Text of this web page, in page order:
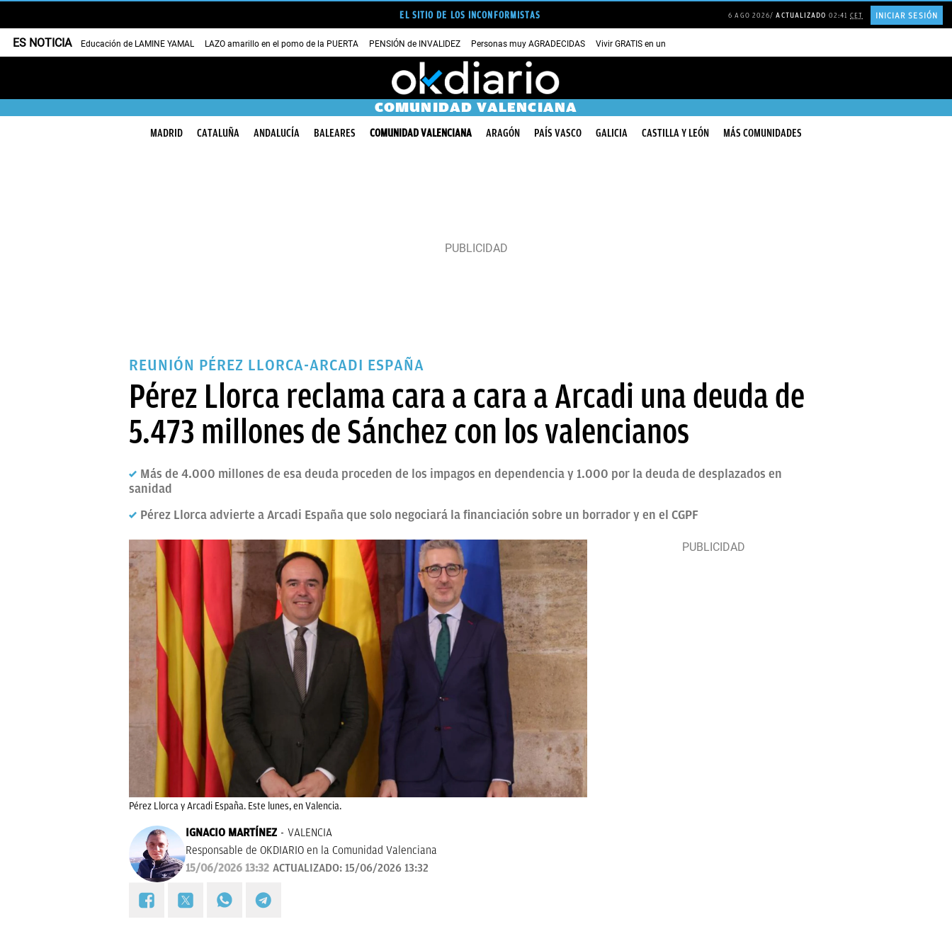
EL SITIO DE LOS INCONFORMISTAS 6 AGO 2026 ACTUALIZADO 02:41CET INICIAR SESIÓN
ES NOTICIA Educación de LAMINE YAMAL LAZO amarillo en el pomo de la PUERTA PENSIÓN de INVALIDEZ Personas muy AGRADECIDAS Vivir GRATIS en una ISLA en GRECIA
COMUNIDAD VALENCIANA
MADRID CATALUÑA ANDALUCÍA BALEARES COMUNIDAD VALENCIANA ARAGÓN PAÍS VASCO GALICIA CASTILLA Y LEÓN MÁS COMUNIDADES
REUNIÓN PÉREZ LLORCA-ARCADI ESPAÑA
Pérez Llorca reclama cara a cara a Arcadi una deuda de
5.473 millones de Sánchez con los valencianos
Más de 4.000 millones de esa deuda proceden de los impagos en dependencia y 1.000 por la deuda de desplazados en
sanidad
Pérez Llorca advierte a Arcadi España que solo negociará la financiación sobre un borrador y en el CGPF
Pérez Llorca y Arcadi España. Este lunes, en Valencia.
IGNACIO MARTÍNEZ
VALENCIA
Responsable de OKDIARIO en la Comunidad Valenciana
15/06/2026 13:32 ACTUALIZADO: 15/06/2026 13:32